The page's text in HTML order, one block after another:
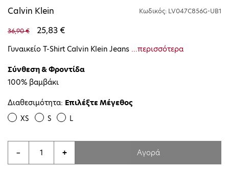
Calvin Klein Κωδικός: LV047C856G-UB1
36,90 € 25,83 €
Γυναικείο T-Shirt Calvin Klein Jeans ...περισσότερα
Σύνθεση & Φροντίδα
100% βαμβάκι
Διαθεσιμότητα: Επιλέξτε Μέγεθος
XS S L
− + Αγορά